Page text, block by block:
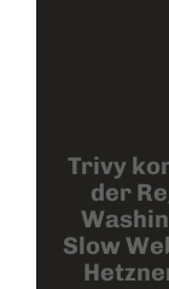
Trivy
der
Slow